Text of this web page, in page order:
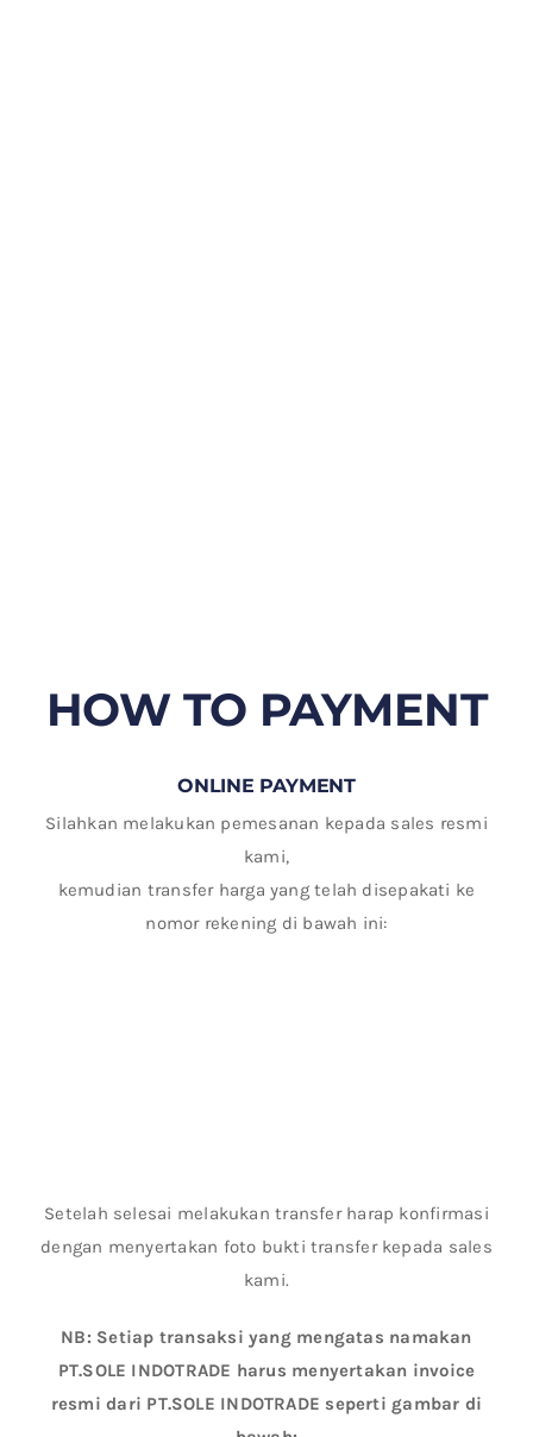
HOW TO PAYMENT
ONLINE PAYMENT
Silahkan melakukan pemesanan kepada sales resmi
kami,
kemudian transfer harga yang telah disepakati ke
nomor rekening di bawah ini:
Setelah selesai melakukan transfer harap konfirmasi
dengan menyertakan foto bukti transfer kepada sales
kami.
NB: Setiap transaksi yang mengatas namakan
PT.SOLE INDOTRADE harus menyertakan invoice
resmi dari PT.SOLE INDOTRADE seperti gambar di